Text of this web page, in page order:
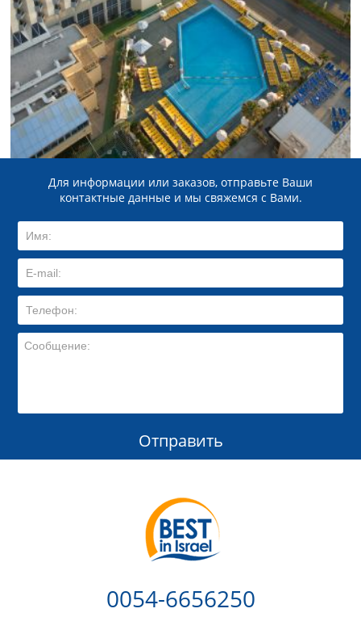
Для информации или заказов, отправьте Ваши
контактные данные и мы свяжемся с Вами.
Отправить
0054-6656250